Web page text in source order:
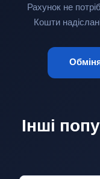
Рахунок не
Кошти
Інші